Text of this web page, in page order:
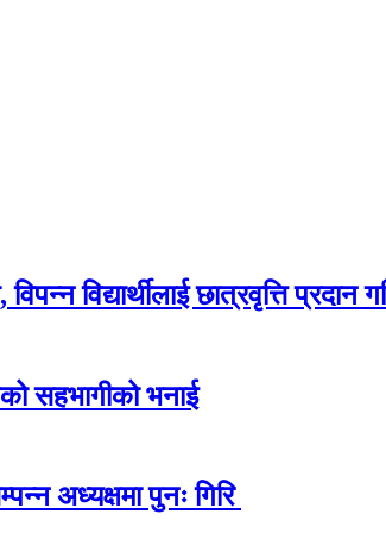
विद्यार्थीलाई छात्रवृत्ति प्रदान
सहभागीको भनाई
अध्यक्षमा पुनः गिरि